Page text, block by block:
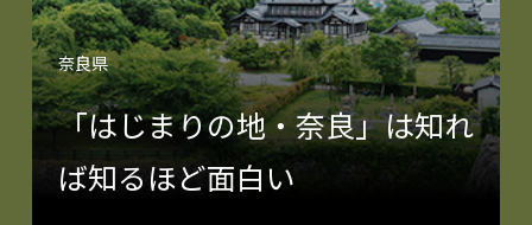
奈良県
「はじまりの地・奈良」は知れ
ば知るほど面白い